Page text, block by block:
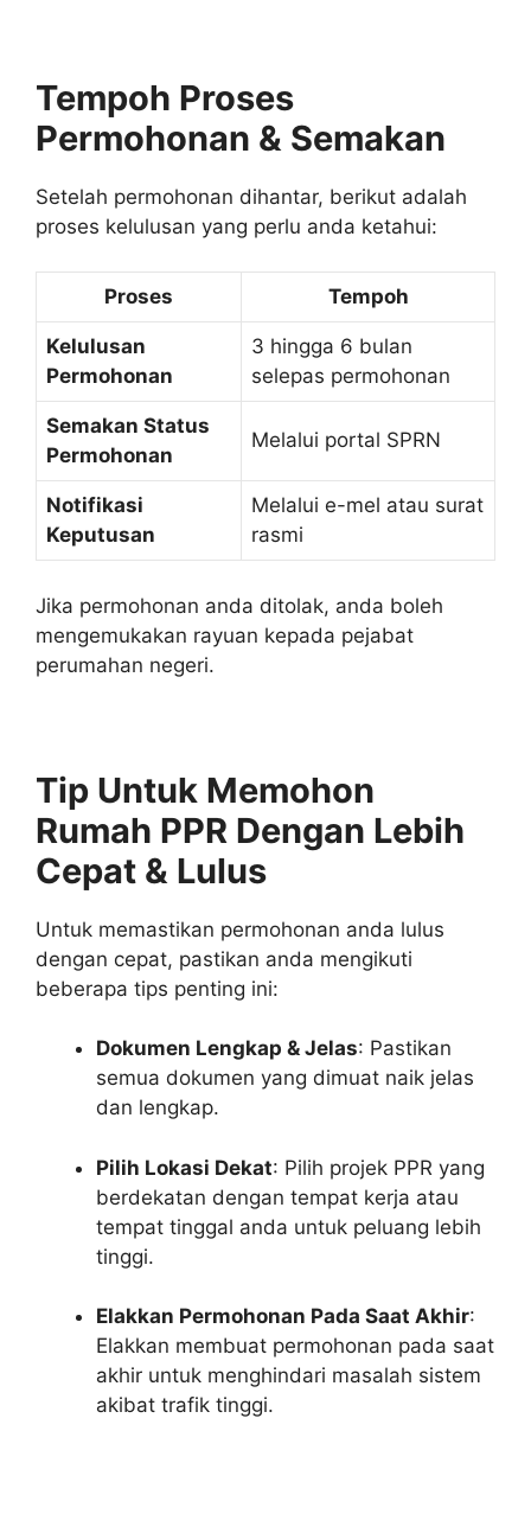
Tempoh Proses
Permohonan & Semakan
Setelah permohonan dihantar, berikut adalah
proses kelulusan yang perlu anda ketahui:
Proses Tempoh
Kelulusan
Permohonan
3 hingga 6 bulan
selepas permohonan
Semakan Status
Permohonan
Melalui portal SPRN
Notifikasi
Keputusan
Melalui e-mel atau surat
rasmi
Jika permohonan anda ditolak, anda boleh
mengemukakan rayuan kepada pejabat
perumahan negeri.
Tip Untuk Memohon
Rumah PPR Dengan Lebih
Cepat & Lulus
Untuk memastikan permohonan anda lulus
dengan cepat, pastikan anda mengikuti
beberapa tips penting ini:
Dokumen Lengkap & Jelas: Pastikan
semua dokumen yang dimuat naik jelas
dan lengkap.
Pilih Lokasi Dekat: Pilih projek PPR yang
berdekatan dengan tempat kerja atau
tempat tinggal anda untuk peluang lebih
tinggi.
Elakkan Permohonan Pada Saat Akhir:
Elakkan membuat permohonan pada saat
akhir untuk menghindari masalah sistem
akibat trafik tinggi.